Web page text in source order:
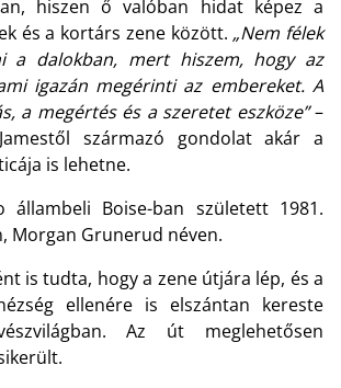
hiszen ő valóban hidat képez a
és a kortárs zene között. „Nem félek
a dalokban, mert hiszem, hogy az
igazán megérinti az embereket. A
a megértés és a szeretet eszköze”–
származó gondolat akár a
is lehetne.
állambeli Boise-ban született 1981.
Morgan Grunerud néven.
is tudta, hogy a zene útjára lép, és a
ellenére is elszántan kereste
Az út meglehetősen